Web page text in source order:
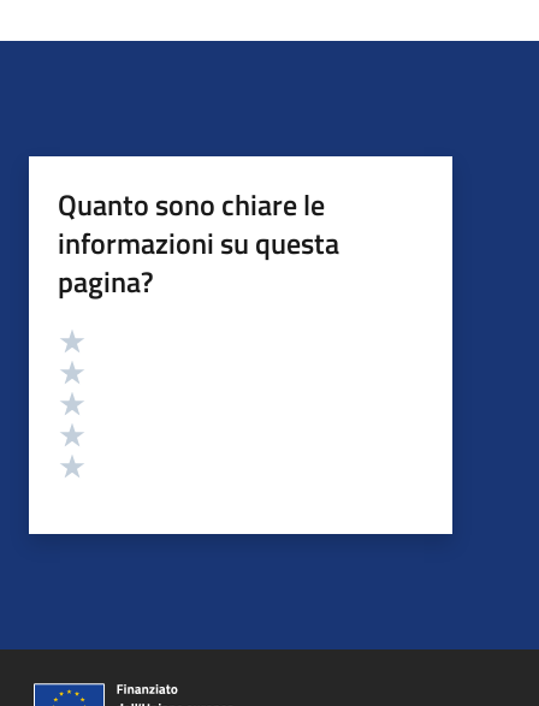
Quanto sono chiare le
informazioni su questa
pagina?
Valutazione